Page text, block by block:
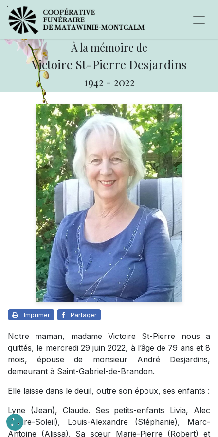
À la mémoire de
Victoire St-Pierre Desjardins
1942 - 2022
Imprimer Partager
Notre maman, madame Victoire St-Pierre nous a
quittés, le mercredi 29 juin 2022, à l’âge de 79 ans et 8
mois, épouse de monsieur André Desjardins,
demeurant à Saint-Gabriel-de-Brandon.
Elle laisse dans le deuil, outre son époux, ses enfants :
Lyne (Jean), Claude. Ses petits-enfants Livia, Alec
(Maire-Soleil), Louis-Alexandre (Stéphanie), Marc-
Antoine (Alissa). Sa sœur Marie-Pierre (Robert) et